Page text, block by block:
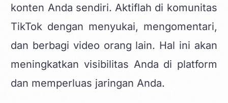
konten Anda sendiri. Aktiflah di komunitas
TikTok dengan menyukai, mengomentari,
dan berbagi video orang lain. Hal ini akan
meningkatkan visibilitas Anda di platform
dan memperluas jaringan Anda.